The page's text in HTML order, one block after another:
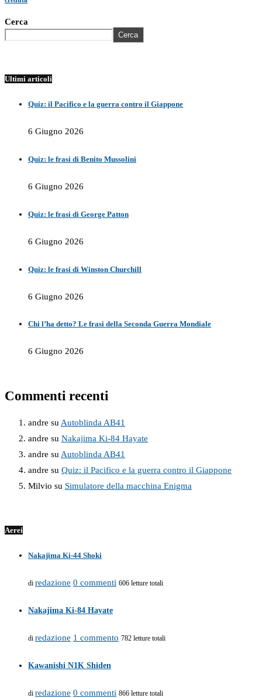
Cerca
Cerca
Ultimi articoli
Quiz: il Pacifico e la guerra contro il Giappone
6 Giugno 2026
Quiz: le frasi di Benito Mussolini
6 Giugno 2026
Quiz: le frasi di George Patton
6 Giugno 2026
Quiz: le frasi di Winston Churchill
6 Giugno 2026
Chi l’ha detto? Le frasi della Seconda Guerra Mondiale
6 Giugno 2026
Commenti recenti
andre su Autoblinda AB41
andre su Nakajima Ki-84 Hayate
andre su Autoblinda AB41
andre su Quiz: il Pacifico e la guerra contro il Giappone
Milvio su Simulatore della macchina Enigma
Aerei
Nakajima Ki-44 Shoki
di redazione 0 commenti 606 letture totali
Nakajima Ki-84 Hayate
di redazione 1 commento 782 letture totali
Kawanishi N1K Shiden
di redazione 0 commenti 866 letture totali